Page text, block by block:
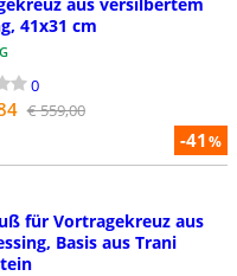
-41%
41x31 cm
0
€ 559,00
für Vortragekreuz aus
Basis aus Trani